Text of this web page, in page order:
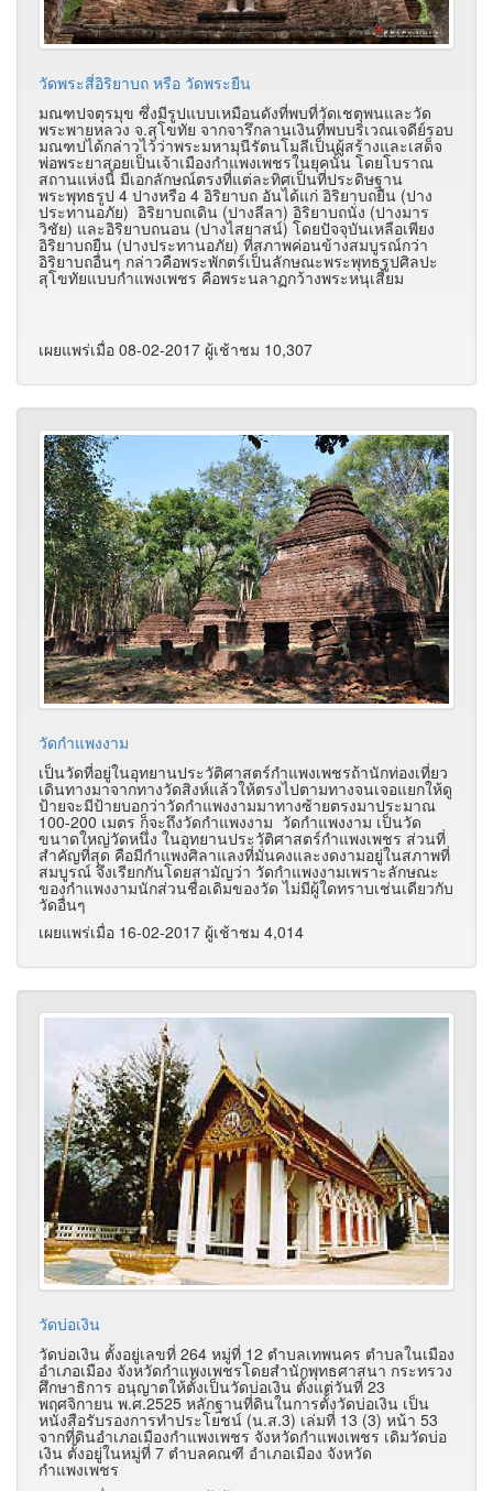
วัดพระสี่อิริยาบถ หรือ วัดพระยืน
มณฑปจตุรมุข ซึ่งมีรูปแบบเหมือนดังที่พบที่วัดเชตุพนและวัด
พระพายหลวง จ.สุโขทัย จากจารึกลานเงินที่พบบริเวณเจดีย์รอบ
มณฑปได้กล่าวไว้ว่าพระมหามุนีรัตนโมลีเป็นผู้สร้างและเสด็จ
พ่อพระยาสอยเป็นเจ้าเมืองกำแพงเพชรในยุคนั้น โดยโบราณ
สถานแห่งนี้ มีเอกลักษณ์ตรงที่แต่ละทิศเป็นที่ประดิษฐาน
พระพุทธรูป 4 ปางหรือ 4 อิริยาบถ อันได้แก่ อิริยาบถยืน (ปาง
ประทานอภัย) อิริยาบถเดิน (ปางลีลา) อิริยาบถนั่ง (ปางมาร
วิชัย) และอิริยาบถนอน (ปางไสยาสน์) โดยปัจจุบันเหลือเพียง
อิริยาบถยืน (ปางประทานอภัย) ที่สภาพค่อนข้างสมบูรณ์กว่า
อิริยาบถอื่นๆ กล่าวคือพระพักตร์เป็นลักษณะพระพุทธรูปศิลปะ
สุโขทัยแบบกำแพงเพชร คือพระนลาฏกว้างพระหนุเสี้ยม
เผยแพร่เมื่อ 08-02-2017 ผู้เช้าชม 10,307
วัดกำแพงงาม
เป็นวัดที่อยู่ในอุทยานประวัติศาสตร์กำแพงเพชรถ้านักท่องเที่ยว
เดินทางมาจากทางวัดสิงห์แล้วให้ตรงไปตามทางจนเจอแยกให้ดู
ป้ายจะมีป้ายบอกว่าวัดกำแพงงามมาทางซ้ายตรงมาประมาณ
100-200 เมตร ก็จะถึงวัดกำแพงงาม วัดกำแพงงาม เป็นวัด
ขนาดใหญ่วัดหนึ่ง ในอุทยานประวัติศาสตร์กำแพงเพชร ส่วนที่
สำคัญที่สุด คือมีกำแพงศิลาแลงที่มั่นคงและงดงามอยู่ในสภาพที่
สมบูรณ์ จึงเรียกกันโดยสามัญว่า วัดกำแพงงามเพราะลักษณะ
ของกำแพงงามนักส่วนชื่อเดิมของวัด ไม่มีผู้ใดทราบเช่นเดียวกับ
วัดอื่นๆ
เผยแพร่เมื่อ 16-02-2017 ผู้เช้าชม 4,014
วัดบ่อเงิน
วัดบ่อเงิน ตั้งอยู่เลขที่ 264 หมู่ที่ 12 ตำบลเทพนคร ตำบลในเมือง
อำเภอเมือง จังหวัดกำแพงเพชรโดยสำนักพุทธศาสนา กระทรวง
ศึกษาธิการ อนุญาตให้ตั้งเป็นวัดบ่อเงิน ตั้งแต่วันที่ 23
พฤศจิกายน พ.ศ.2525 หลักฐานที่ดินในการตั้งวัดบ่อเงิน เป็น
หนังสือรับรองการทำประโยชน์ (น.ส.3) เล่มที่ 13 (3) หน้า 53
จากที่ดินอำเภอเมืองกำแพงเพชร จังหวัดกำแพงเพชร เดิมวัดบ่อ
เงิน ตั้งอยู่ในหมู่ที่ 7 ตำบลคณฑี อำเภอเมือง จังหวัด
กำแพงเพชร